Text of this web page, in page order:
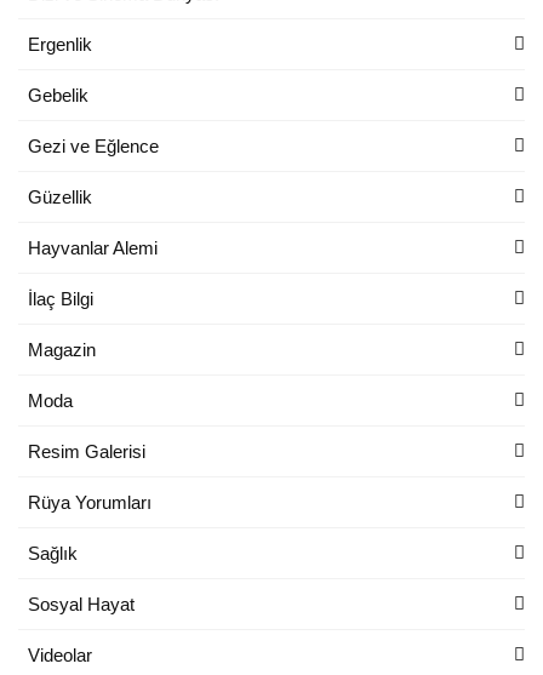
Ergenlik
Gebelik
Gezi ve Eğlence
Güzellik
Hayvanlar Alemi
İlaç Bilgi
Magazin
Moda
Resim Galerisi
Rüya Yorumları
Sağlık
Sosyal Hayat
Videolar